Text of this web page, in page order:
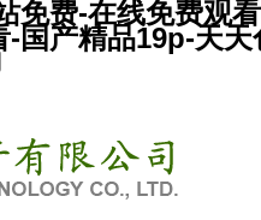
免费-在线免费观
-国产精品19p-天